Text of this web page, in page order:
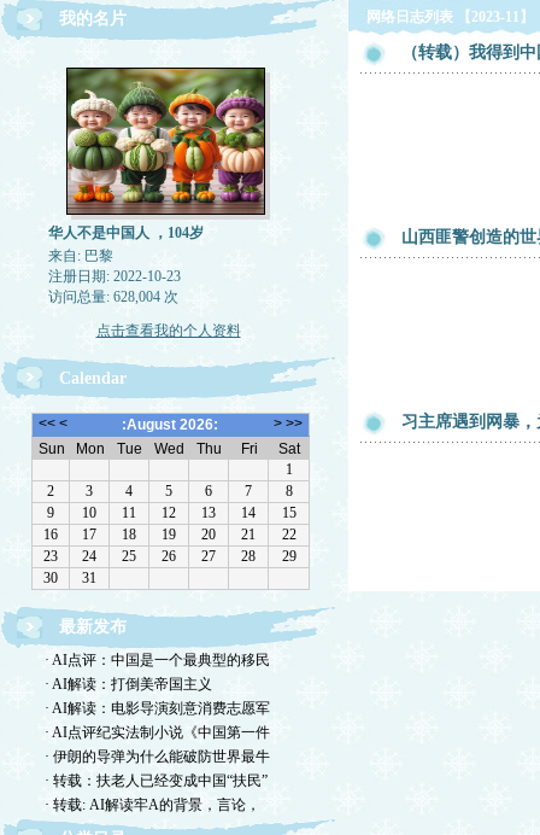
我的名片
华人不是中国人 ，104岁
来自: 巴黎
注册日期: 2022-10-23
访问总量: 628,004 次
点击查看我的个人资料
Calendar
最新发布
· AI点评：中国是一个最典型的移民
· AI解读：打倒美帝国主义
· AI解读：电影导演刻意消费志愿军
· AI点评纪实法制小说《中国第一件
· 伊朗的导弹为什么能破防世界最牛
· 转载：扶老人已经变成中国“扶民”
· 转载: AI解读牢A的背景，言论，
网络日志列表 【2023-11】
（转载）我得到
山西匪警创造的
习主席遇到网暴